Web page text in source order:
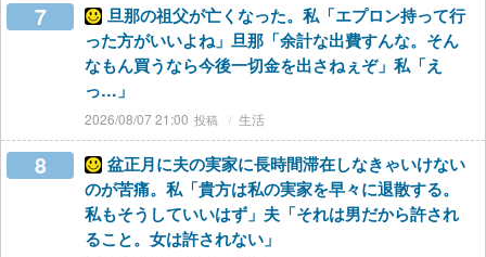
7
旦那の祖父が亡くなった。私「エプロン持って行
った方がいいよね」旦那「余計な出費すんな。そん
なもん買うなら今後一切金を出さねぇぞ」私「え
っ…」
2026/08/07 21:00 生活
8
盆正月に夫の実家に長時間滞在しなきゃいけない
のが苦痛。私「貴方は私の実家を早々に退散する。
私もそうしていいはず」夫「それは男だから許され
ること。女は許されない」